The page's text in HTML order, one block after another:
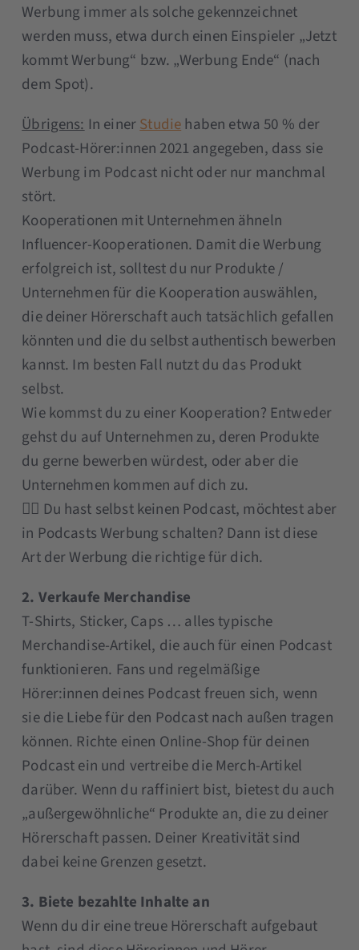
Werbung immer als solche gekennzeichnet
werden muss, etwa durch einen Einspieler „Jetzt
kommt Werbung“ bzw. „Werbung Ende“ (nach
dem Spot).
Übrigens:In einerStudiehaben etwa 50 % der
Podcast-Hörer:innen 2021 angegeben, dass sie
Werbung im Podcast nicht oder nur manchmal
stört.
Kooperationen mit Unternehmen ähneln
Influencer-Kooperationen. Damit die Werbung
erfolgreich ist, solltest du nur Produkte /
Unternehmen für die Kooperation auswählen,
die deiner Hörerschaft auch tatsächlich gefallen
könnten und die du selbst authentisch bewerben
kannst. Im besten Fall nutzt du das Produkt
selbst.
Wie kommst du zu einer Kooperation? Entweder
gehst du auf Unternehmen zu, deren Produkte
du gerne bewerben würdest, oder aber die
Unternehmen kommen auf dich zu.
👉🏼 Du hast selbst keinen Podcast, möchtest aber
in Podcasts Werbung schalten? Dann ist diese
Art der Werbung die richtige für dich.
2. Verkaufe Merchandise
T-Shirts, Sticker, Caps … alles typische
Merchandise-Artikel, die auch für einen Podcast
funktionieren. Fans und regelmäßige
Hörer:innen deines Podcast freuen sich, wenn
sie die Liebe für den Podcast nach außen tragen
können. Richte einen Online-Shop für deinen
Podcast ein und vertreibe die Merch-Artikel
darüber. Wenn du raffiniert bist, bietest du auch
„außergewöhnliche“ Produkte an, die zu deiner
Hörerschaft passen. Deiner Kreativität sind
dabei keine Grenzen gesetzt.
3. Biete bezahlte Inhalte an
Wenn du dir eine treue Hörerschaft aufgebaut